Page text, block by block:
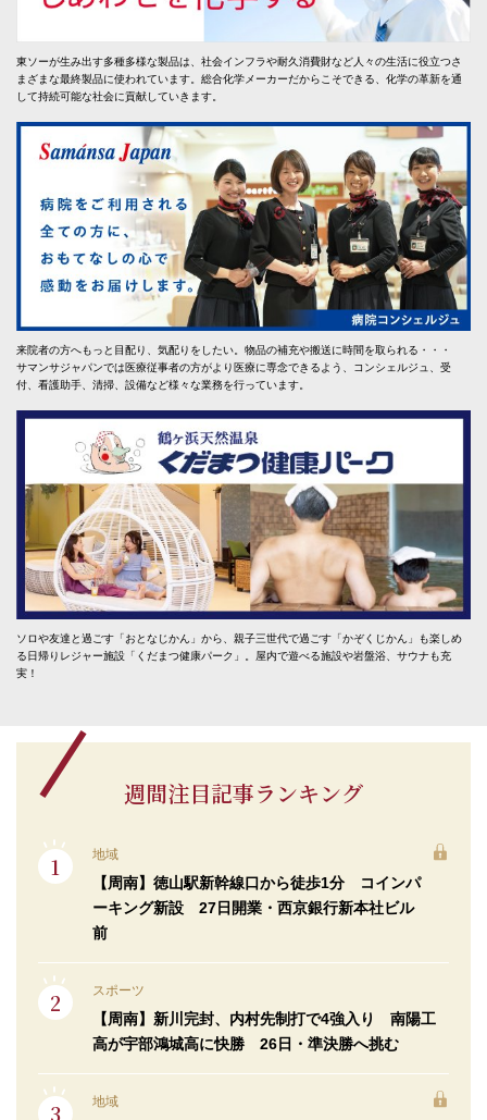
東ソーが生み出す多種多様な製品は、社会インフラや耐久消費財など人々の生活に役立つさ
まざまな最終製品に使われています。総合化学メーカーだからこそできる、化学の革新を通
して持続可能な社会に貢献していきます。
来院者の方へもっと目配り、気配りをしたい。物品の補充や搬送に時間を取られる・・・
サマンサジャパンでは医療従事者の方がより医療に専念できるよう、コンシェルジュ、受
付、看護助手、清掃、設備など様々な業務を行っています。
ソロや友達と過ごす「おとなじかん」から、親子三世代で過ごす「かぞくじかん」も楽しめ
る日帰りレジャー施設「くだまつ健康パーク」。屋内で遊べる施設や岩盤浴、サウナも充
実！
週間注目記事ランキング
地域
【周南】徳山駅新幹線口から徒歩1分 コインパ
ーキング新設 27日開業・西京銀行新本社ビル
前
スポーツ
【周南】新川完封、内村先制打で4強入り 南陽工
高が宇部鴻城高に快勝 26日・準決勝へ挑む
地域